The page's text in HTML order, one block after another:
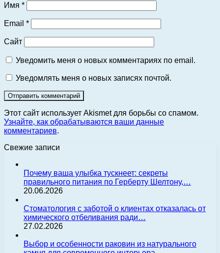
Имя *
Email *
Сайт
Уведомить меня о новых комментариях по email.
Уведомлять меня о новых записях почтой.
Этот сайт использует Akismet для борьбы со спамом.
Узнайте, как обрабатываются ваши данные
комментариев.
Свежие записи
Почему ваша улыбка тускнеет: секреты
правильного питания по Герберту Шелтону,…
20.06.2026
Стоматология с заботой о клиентах отказалась от
химического отбеливания ради…
27.02.2026
Выбор и особенности раковин из натурального